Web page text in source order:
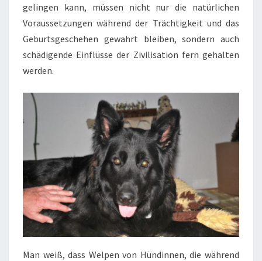
gelingen kann, müssen nicht nur die natürlichen
Voraussetzungen während der Trächtigkeit und das
Geburtsgeschehen gewahrt bleiben, sondern auch
schädigende Einflüsse der Zivilisation fern gehalten
werden.
Man weiß, dass Welpen von Hündinnen, die während